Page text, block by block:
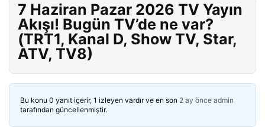
7 Haziran Pazar 2026 TV Yayın
Akışı! Bugün TV’de ne var?
(TRT1, Kanal D, Show TV, Star,
ATV, TV8)
Bu konu 0 yanıt içerir, 1 izleyen vardır ve en son 2 ay önce admin
tarafından güncellenmiştir.